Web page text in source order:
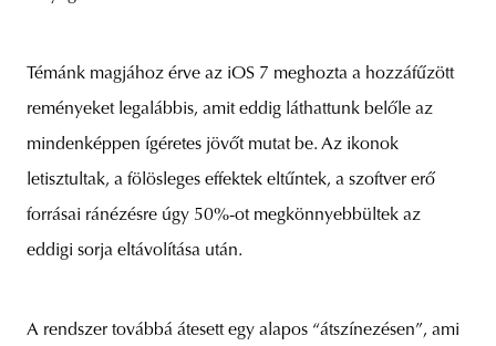
Témánk magjához érve az iOS 7 meghozta a hozzáfűzött
reményeket legalábbis, amit eddig láthattunk belőle az
mindenképpen ígéretes jövőt mutat be. Az ikonok
letisztultak, a fölösleges effektek eltűntek, a szoftver erő
forrásai ránézésre úgy 50%-ot megkönnyebbültek az
eddigi sorja eltávolítása után.
A rendszer továbbá átesett egy alapos “átszínezésen”, ami